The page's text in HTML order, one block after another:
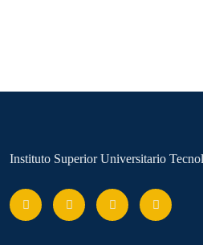
Instituto Superior Universitario